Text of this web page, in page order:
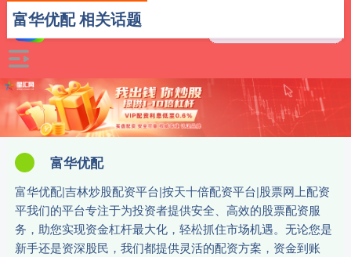
富华优配
富华优配|吉林炒股配资平台|按天十倍配资平台|股票网上配资
平我们的平台专注于为投资者提供安全、高效的股票配资服
务，助您实现资金杠杆最大化，轻松抓住市场机遇。无论您是
新手还是资深股民，我们都提供灵活的配资方案，资金到账
富华优配 相关话题